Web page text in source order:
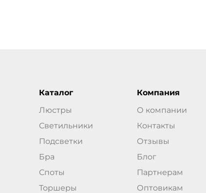
Каталог
Люстры
Светильники
Подсветки
Бра
Споты
Торшеры
Компания
О компании
Контакты
Отзывы
Блог
Партнерам
Оптовикам